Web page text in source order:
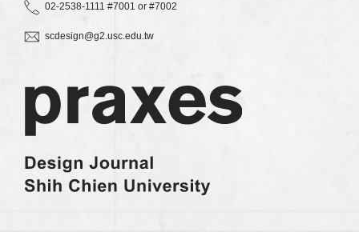
02-2538-1111 #7001 or #7002
scdesign@g2.usc.edu.tw